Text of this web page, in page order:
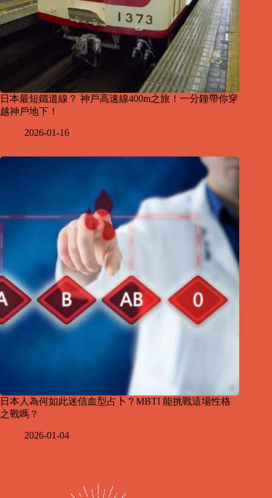
日本最短鐵道線？ 神戶高速線400m之旅！一分鐘帶你穿
越神戶地下！
2026-01-16
日本人為何如此迷信血型占卜？MBTI 能挑戰這場性格
之戰嗎？
2026-01-04